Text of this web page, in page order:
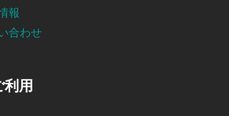
報
合わせ
利用